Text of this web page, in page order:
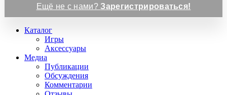
Ещё не с нами?Зарегистрироваться!
Каталог
Игры
Аксессуары
Медиа
Публикации
Обсуждения
Комментарии